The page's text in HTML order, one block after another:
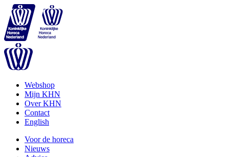
Webshop
Mijn KHN
Over KHN
Contact
English
Voor de horeca
Nieuws